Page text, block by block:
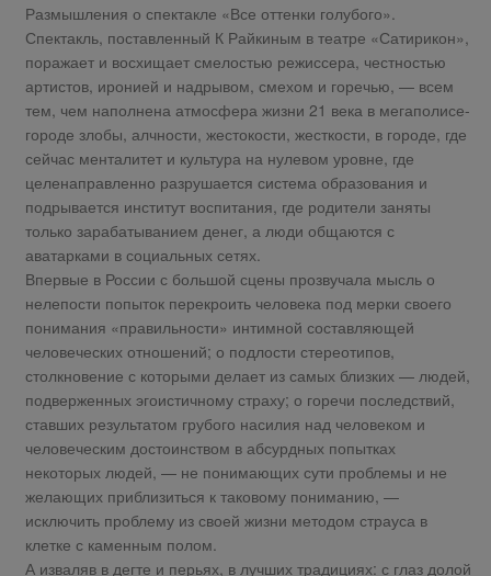
Размышления о спектакле «Все оттенки голубого».
Спектакль, поставленный К Райкиным в театре «Сатирикон»,
поражает и восхищает смелостью режиссера, честностью
артистов, иронией и надрывом, смехом и горечью, — всем
тем, чем наполнена атмосфера жизни 21 века в мегаполисе-
городе злобы, алчности, жестокости, жесткости, в городе, где
сейчас менталитет и культура на нулевом уровне, где
целенаправленно разрушается система образования и
подрывается институт воспитания, где родители заняты
только зарабатыванием денег, а люди общаются с
аватарками в социальных сетях.
Впервые в России с большой сцены прозвучала мысль о
нелепости попыток перекроить человека под мерки своего
понимания «правильности» интимной составляющей
человеческих отношений; о подлости стереотипов,
столкновение с которыми делает из самых близких — людей,
подверженных эгоистичному страху; о горечи последствий,
ставших результатом грубого насилия над человеком и
человеческим достоинством в абсурдных попытках
некоторых людей, — не понимающих сути проблемы и не
желающих приблизиться к таковому пониманию, —
исключить проблему из своей жизни методом страуса в
клетке с каменным полом.
А изваляв в дегте и перьях, в лучших традициях: с глаз долой